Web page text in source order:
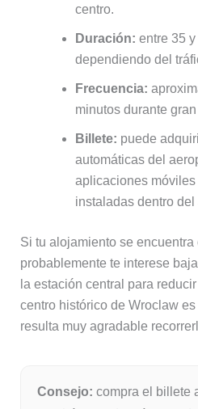
centro.
Duración: entre 35
dependiendo del
Frecuencia:
minutos durante
Billete: puede
automáticas del
aplicaciones
instaladas dentro del
Si tu alojamiento se
probablemente te interese
la estación central para
centro histórico de Wroclaw
resulta muy agradable
Consejo: compra el billete